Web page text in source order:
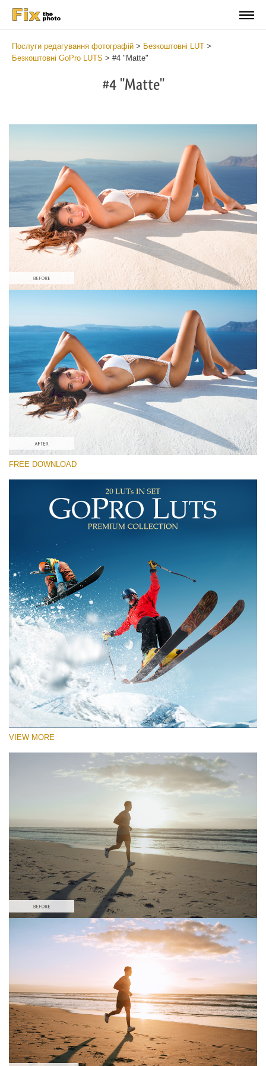
Послуги редагування фотографій > Безкоштовні LUT >
Безкоштовні GoPro LUTS > #4 "Matte"
#4 "Matte"
Please select
Premium GoPro LUTs
Must-Have Collection (160 LUTs)
Entire Collection (260 LUTs)
Free download
FREE DOWNLOAD
VIEW MORE